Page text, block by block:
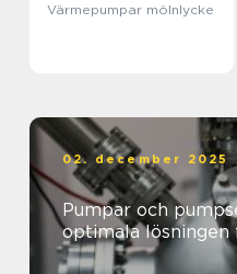
Värmepumpar mölnlycke
02. december 2025
Pumpar och
optimala